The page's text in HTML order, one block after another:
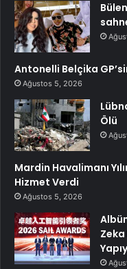
Antonelli Belçika
Ağustos 5, 2026
Ölü
Mardin Havalimanı
Hizmet Verdi
Ağustos 5, 2026
Zeka